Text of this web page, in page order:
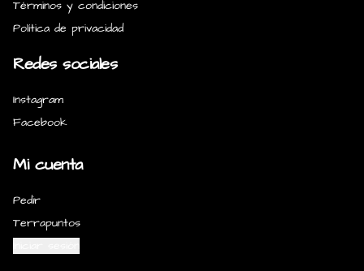
Términos y condiciones
Política de privacidad
Redes sociales
Instagram
Facebook
Mi cuenta
Pedir
Terrapuntos